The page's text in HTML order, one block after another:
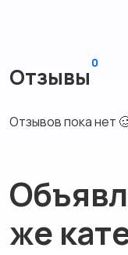
Отзывы
0
Отзывов пока нет
же